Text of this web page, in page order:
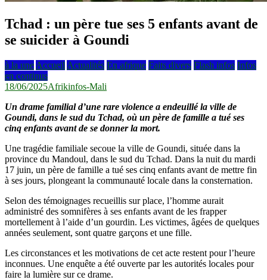
Tchad : un père tue ses 5 enfants avant de
se suicider à Goundi
à la une Accueil Actualités En afrique Faits divers Flash infos Infos
en continus
18/06/2025Afrikinfos-Mali
Un drame familial d’une rare violence a endeuillé la ville de
Goundi, dans le sud du Tchad, où un père de famille a tué ses
cinq enfants avant de se donner la mort.
Une tragédie familiale secoue la ville de Goundi, située dans la
province du Mandoul, dans le sud du Tchad. Dans la nuit du mardi
17 juin, un père de famille a tué ses cinq enfants avant de mettre fin
à ses jours, plongeant la communauté locale dans la consternation.
Selon des témoignages recueillis sur place, l’homme aurait
administré des somnifères à ses enfants avant de les frapper
mortellement à l’aide d’un gourdin. Les victimes, âgées de quelques
années seulement, sont quatre garçons et une fille.
Les circonstances et les motivations de cet acte restent pour l’heure
inconnues. Une enquête a été ouverte par les autorités locales pour
faire la lumière sur ce drame.